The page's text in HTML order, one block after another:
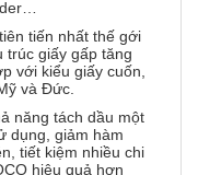
tiến nhất thế gới
trúc giấy gấp tăng
với kiểu giấy cuốn,
và Đức.
năng tách dầu một
dụng, giảm hàm
tiết kiệm nhiều chi
hiệu quả hơn